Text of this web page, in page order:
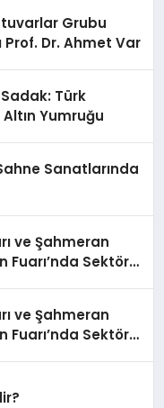
Grubu
Prof. Dr. Ahmet Var
Türk
Yumruğu
Sanatlarında
ve Şahmeran
Fuarı’nda Sektöre
ve Şahmeran
Fuarı’nda Sektöre